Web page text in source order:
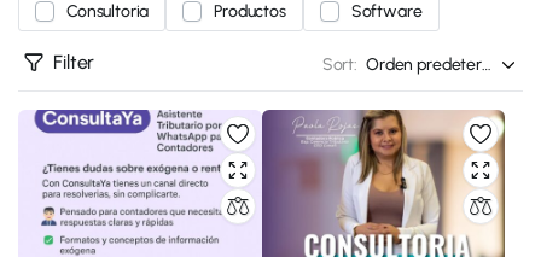
Consultoria Productos Software
Filter Sort: